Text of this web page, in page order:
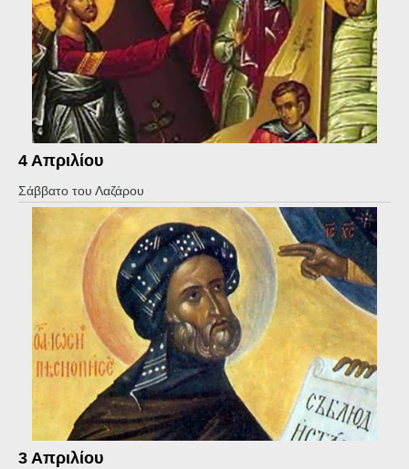
4 Απριλίου
Σάββατο του Λαζάρου
3 Απριλίου